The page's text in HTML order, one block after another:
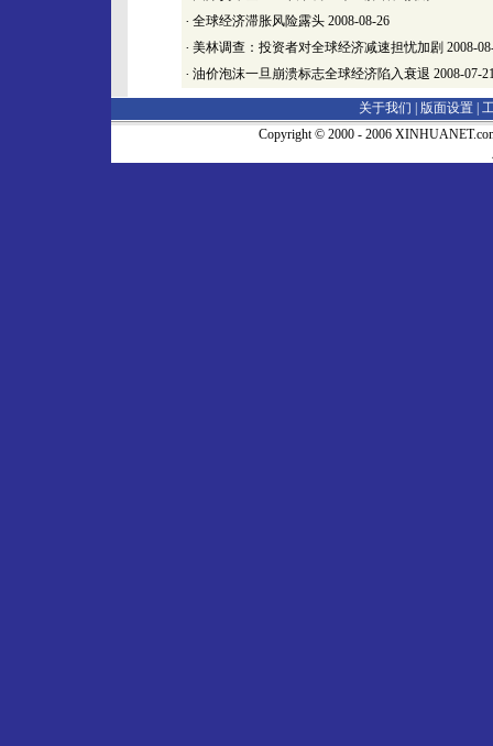
· 全球经济滞胀风险露头 2008-08-26
· 美林调查：投资者对全球经济减速担忧加剧 2008-
· 油价泡沫一旦崩溃标志全球经济陷入衰退 2008-07-
关于我们 | 版面设置
Copyright © 2000 - 2006